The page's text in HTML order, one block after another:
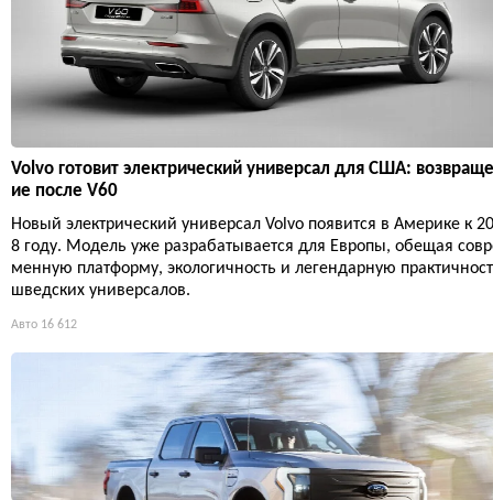
Volvo готовит электрический универсал для США:
ие после V60
Новый электрический универсал Volvo появится в Америке к
8 году. Модель уже разрабатывается для Европы, обещая
менную платформу, экологичность и легендарную
шведских универсалов.
Авто 16 612